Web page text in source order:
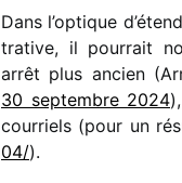
Dans l’optique
tra­tive, il pour­rait
arrêt plus ancien
30 septembre 2024
cour­riels (pour un
04/).